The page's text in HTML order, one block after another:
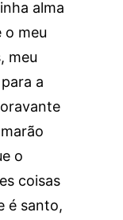
alma
o meu
meu
a
o
coisas
é santo,